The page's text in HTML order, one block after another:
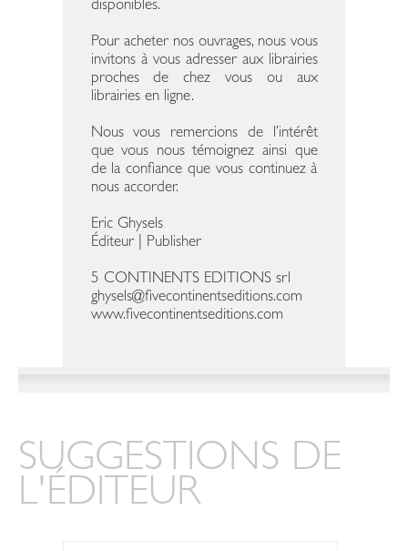
disponibles.
Pour acheter nos ouvrages, nous vous
invitons à vous adresser aux librairies
proches de chez vous ou aux
librairies en ligne.
Nous vous remercions de l’intérêt
que vous nous témoignez ainsi que
de la confiance que vous continuez à
nous accorder.
Eric Ghysels
Éditeur | Publisher
5 CONTINENTS EDITIONS srl
ghysels@fivecontinentseditions.com
www.fivecontinentseditions.com
SUGGESTIONS DE
L'ÉDITEUR